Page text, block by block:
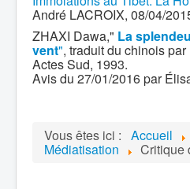
André LACROIX, 08/04/
ZHAXI Dawa," La
vent", traduit du chinois
Actes Sud, 1993.
Avis du 27/01/2016 par
Vous êtes ici : Accueil
Médiatisation Critique